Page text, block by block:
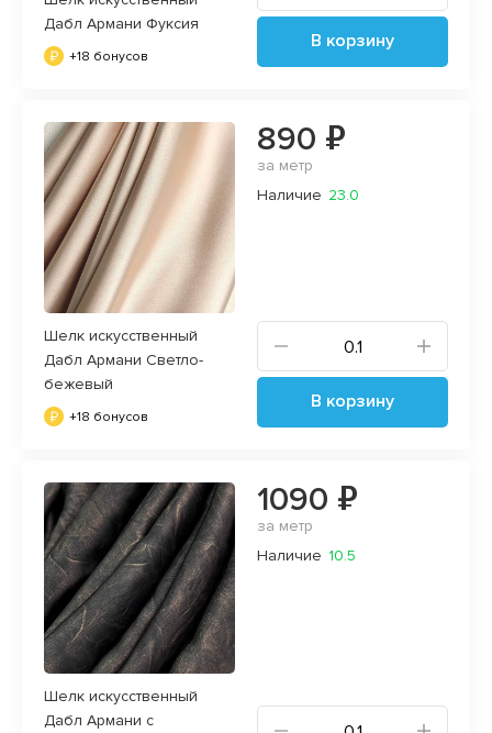
Дабл Армани Фуксия
+18 бонусов
В корзину
Шелк искусственный
Дабл Армани Светло-
бежевый
+18 бонусов
890 ₽
за метр
Наличие 23.0
В корзину
Шелк искусственный
Дабл Армани с
1090 ₽
за метр
Наличие 10.5